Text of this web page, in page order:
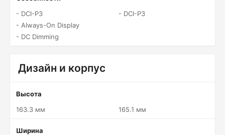
- DCI-P3
- Always-On Display
- DC Dimming
- DCI-P3
Дизайн и корпус
Высота
163.3 мм
165.1 мм
Ширина